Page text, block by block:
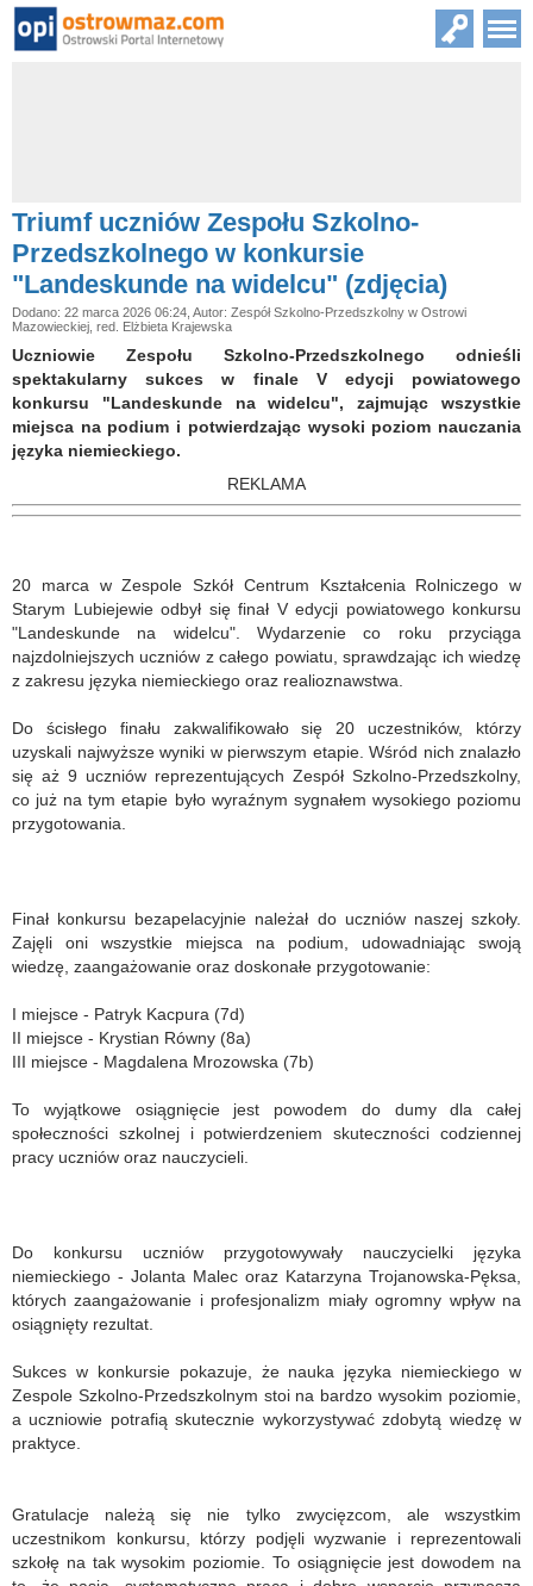
Triumf uczniów Zespołu Szkolno-
Przedszkolnego w konkursie
"Landeskunde na widelcu" (zdjęcia)
Dodano: 22 marca 2026 06:24, Autor: Zespół Szkolno-Przedszkolny w Ostrowi
Mazowieckiej, red. Elżbieta Krajewska
Uczniowie Zespołu Szkolno-Przedszkolnego odnieśli
spektakularny sukces w finale V edycji powiatowego
konkursu "Landeskunde na widelcu", zajmując wszystkie
miejsca na podium i potwierdzając wysoki poziom nauczania
języka niemieckiego.
REKLAMA
20 marca w Zespole Szkół Centrum Kształcenia Rolniczego w
Starym Lubiejewie odbył się finał V edycji powiatowego konkursu
"Landeskunde na widelcu". Wydarzenie co roku przyciąga
najzdolniejszych uczniów z całego powiatu, sprawdzając ich wiedzę
z zakresu języka niemieckiego oraz realioznawstwa.
Do ścisłego finału zakwalifikowało się 20 uczestników, którzy
uzyskali najwyższe wyniki w pierwszym etapie. Wśród nich znalazło
się aż 9 uczniów reprezentujących Zespół Szkolno-Przedszkolny,
co już na tym etapie było wyraźnym sygnałem wysokiego poziomu
przygotowania.
Finał konkursu bezapelacyjnie należał do uczniów naszej szkoły.
Zajęli oni wszystkie miejsca na podium, udowadniając swoją
wiedzę, zaangażowanie oraz doskonałe przygotowanie:
I miejsce - Patryk Kacpura (7d)
II miejsce - Krystian Równy (8a)
III miejsce - Magdalena Mrozowska (7b)
To wyjątkowe osiągnięcie jest powodem do dumy dla całej
społeczności szkolnej i potwierdzeniem skuteczności codziennej
pracy uczniów oraz nauczycieli.
Do konkursu uczniów przygotowywały nauczycielki języka
niemieckiego - Jolanta Malec oraz Katarzyna Trojanowska-Pęksa,
których zaangażowanie i profesjonalizm miały ogromny wpływ na
osiągnięty rezultat.
Sukces w konkursie pokazuje, że nauka języka niemieckiego w
Zespole Szkolno-Przedszkolnym stoi na bardzo wysokim poziomie,
a uczniowie potrafią skutecznie wykorzystywać zdobytą wiedzę w
praktyce.
Gratulacje należą się nie tylko zwycięzcom, ale wszystkim
uczestnikom konkursu, którzy podjęli wyzwanie i reprezentowali
szkołę na tak wysokim poziomie. To osiągnięcie jest dowodem na